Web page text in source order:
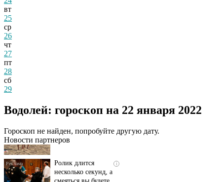
вт
25
ср
26
чт
27
пт
28
сб
29
Водолей: гороскоп на 22 января 2022
Гороскоп не найден, попробуйте другую дату.
Новости партнеров
пляже Крыма: Что
люди вытворяют, когда
смеяться вы будете
долго